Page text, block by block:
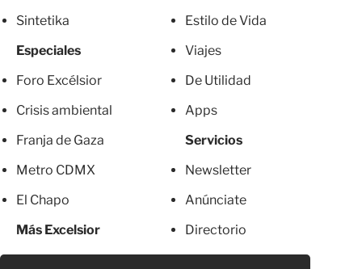
Sintetika
Especiales
Foro Excélsior
Crisis ambiental
Franja de Gaza
Metro CDMX
El Chapo
Más Excelsior
Estilo de Vida
Viajes
De Utilidad
Apps
Servicios
Newsletter
Anúnciate
Directorio